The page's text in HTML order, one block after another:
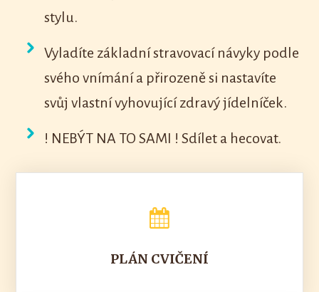
stylu.
Vyladíte základní stravovací návyky podle
svého vnímání a přirozeně si nastavíte
svůj vlastní vyhovující zdravý jídelníček.
! NEBÝT NA TO SAMI ! Sdílet a hecovat.
PLÁN CVIČENÍ